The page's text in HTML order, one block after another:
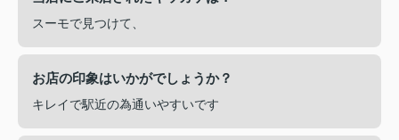
スーモで見つけて、
お店の印象はいかがでしょうか？
キレイで駅近の為通いやすいです